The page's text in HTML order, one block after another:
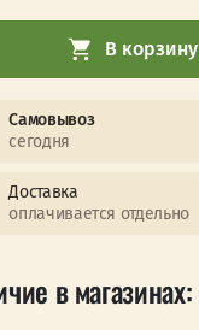
В корзину
Самовывоз
сегодня
Доставка
оплачивается отдельно
в магазинах: